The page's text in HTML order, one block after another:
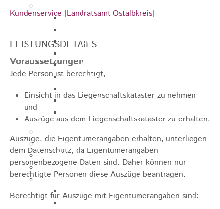
Rathaus
Ev. Kirche
Haus "Anna Vetter"
Polizeimuseum Heubach e.V.
Der Rosenstein
archaeopfad
Flugplatz
Anreise
Schwimmbäder
Hallenbad
Freibad
Kundenservice [Landratsamt Ostalbkreis]
LEISTUNGSDETAILS
Voraussetzungen
Jede Person ist berechtigt,
Einsicht in das Liegenschaftskataster zu nehmen
und
Auszüge aus dem Liegenschaftskataster zu erhalten.
Auszüge, die Eigentümerangaben erhalten, unterliegen
dem Datenschutz, da Eigentümerangaben
personenbezogene Daten sind. Daher können nur
berechtigte Personen diese Auszüge beantragen.
Berechtigt für Auszüge mit Eigentümerangaben sind: